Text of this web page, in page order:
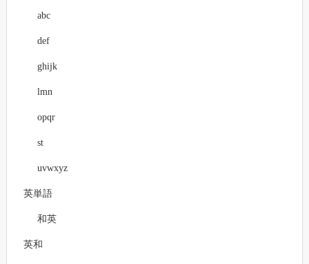
abc
def
ghijk
lmn
opqr
st
uvwxyz
英単語
和英
英和